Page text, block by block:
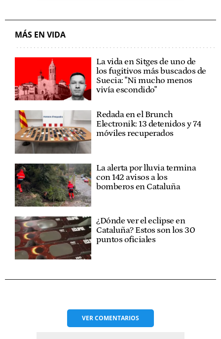
MÁS EN VIDA
La vida en Sitges de uno de
los fugitivos más buscados de
Suecia: "Ni mucho menos
vivía escondido"
Redada en el Brunch
Electronik: 13 detenidos y 74
móviles recuperados
La alerta por lluvia termina
con 142 avisos a los
bomberos en Cataluña
¿Dónde ver el eclipse en
Cataluña? Estos son los 30
puntos oficiales
VERCOMENTARIOS